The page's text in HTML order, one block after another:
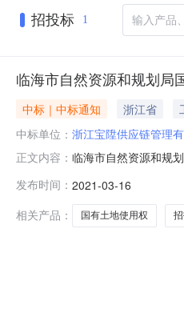
招投标 1
临海市自然资源和规划局
中标｜中标通知 浙江省
中标单位： 浙江宝陞供应链管理
正文内容： 临海市自然资源和规
卖出让1宗国有土地
发布时间： 2021-03-16
相关产品：
国有土地使用权